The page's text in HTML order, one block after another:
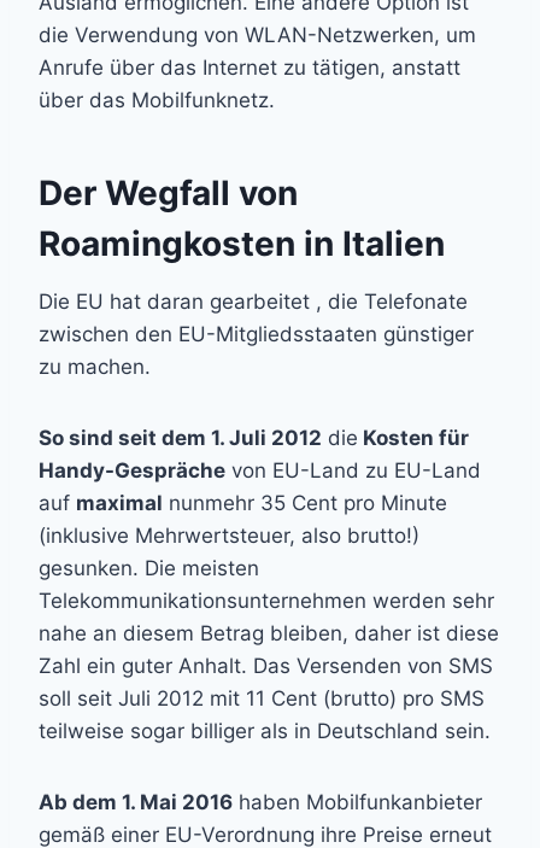
die Verwendung von WLAN-Netzwerken, um
Anrufe über das Internet zu tätigen, anstatt
über das Mobilfunknetz.
Der Wegfall von
Roamingkosten in Italien
Die EU hat daran gearbeitet , die Telefonate
zwischen den EU-Mitgliedsstaaten günstiger
zu machen.
So sind seit dem 1. Juli 2012 die Kosten für
Handy-Gespräche von EU-Land zu EU-Land
auf maximal nunmehr 35 Cent pro Minute
(inklusive Mehrwertsteuer, also brutto!)
gesunken. Die meisten
Telekommunikationsunternehmen werden sehr
nahe an diesem Betrag bleiben, daher ist diese
Zahl ein guter Anhalt. Das Versenden von SMS
soll seit Juli 2012 mit 11 Cent (brutto) pro SMS
teilweise sogar billiger als in Deutschland sein.
Ab dem 1. Mai 2016 haben Mobilfunkanbieter
gemäß einer EU-Verordnung ihre Preise erneut